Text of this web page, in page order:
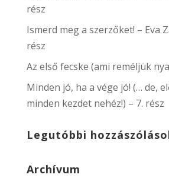
rész
Ismerd meg a szerzőket! – Eva
rész
Az első fecske (ami reméljük
Minden jó, ha a vége jó! (… de,
minden kezdet nehéz!) – 7. rész
Legutóbbi
Archívum